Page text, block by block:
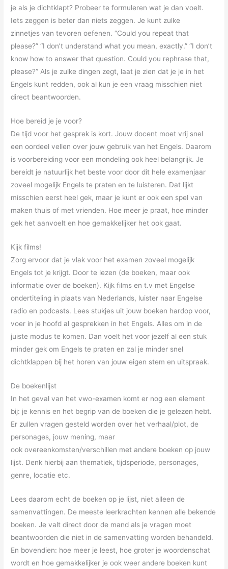
je als je dichtklapt? Probeer te formuleren wat je dan voelt.
Iets zeggen is beter dan niets zeggen. Je kunt zulke
zinnetjes van tevoren oefenen. “Could you repeat that
please?” “I don’t understand what you mean, exactly.” “I don’t
know how to answer that question. Could you rephrase that,
please?” Als je zulke dingen zegt, laat je zien dat je je in het
Engels kunt redden, ook al kun je een vraag misschien niet
direct beantwoorden.
Hoe bereid je je voor?
De tijd voor het gesprek is kort. Jouw docent moet vrij snel
een oordeel vellen over jouw gebruik van het Engels. Daarom
is voorbereiding voor een mondeling ook heel belangrijk. Je
bereidt je natuurlijk het beste voor door dit hele examenjaar
zoveel mogelijk Engels te praten en te luisteren. Dat lijkt
misschien eerst heel gek, maar je kunt er ook een spel van
maken thuis of met vrienden. Hoe meer je praat, hoe minder
gek het aanvoelt en hoe gemakkelijker het ook gaat.
Kijk films!
Zorg ervoor dat je vlak voor het examen zoveel mogelijk
Engels tot je krijgt. Door te lezen (de boeken, maar ook
informatie over de boeken). Kijk films en t.v met Engelse
ondertiteling in plaats van Nederlands, luister naar Engelse
radio en podcasts. Lees stukjes uit jouw boeken hardop voor,
voer in je hoofd al gesprekken in het Engels. Alles om in de
juiste modus te komen. Dan voelt het voor jezelf al een stuk
minder gek om Engels te praten en zal je minder snel
dichtklappen bij het horen van jouw eigen stem en uitspraak.
De boekenlijst
In het geval van het vwo-examen komt er nog een element
bij: je kennis en het begrip van de boeken die je gelezen hebt.
Er zullen vragen gesteld worden over het verhaal/plot, de
personages, jouw mening, maar
ook overeenkomsten/verschillen met andere boeken op jouw
lijst. Denk hierbij aan thematiek, tijdsperiode, personages,
genre, locatie etc.
Lees daarom echt de boeken op je lijst, niet alleen de
samenvattingen. De meeste leerkrachten kennen alle bekende
boeken. Je valt direct door de mand als je vragen moet
beantwoorden die niet in de samenvatting worden behandeld.
En bovendien: hoe meer je leest, hoe groter je woordenschat
wordt en hoe gemakkelijker je ook weer andere boeken kunt